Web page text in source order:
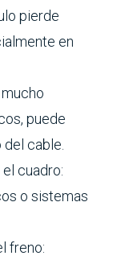
pierde
en
puede
cable.
cuadro:
o sistemas
freno: